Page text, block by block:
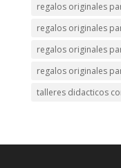
regalos originales
regalos originales
regalos originales
regalos originales
talleres didacticos